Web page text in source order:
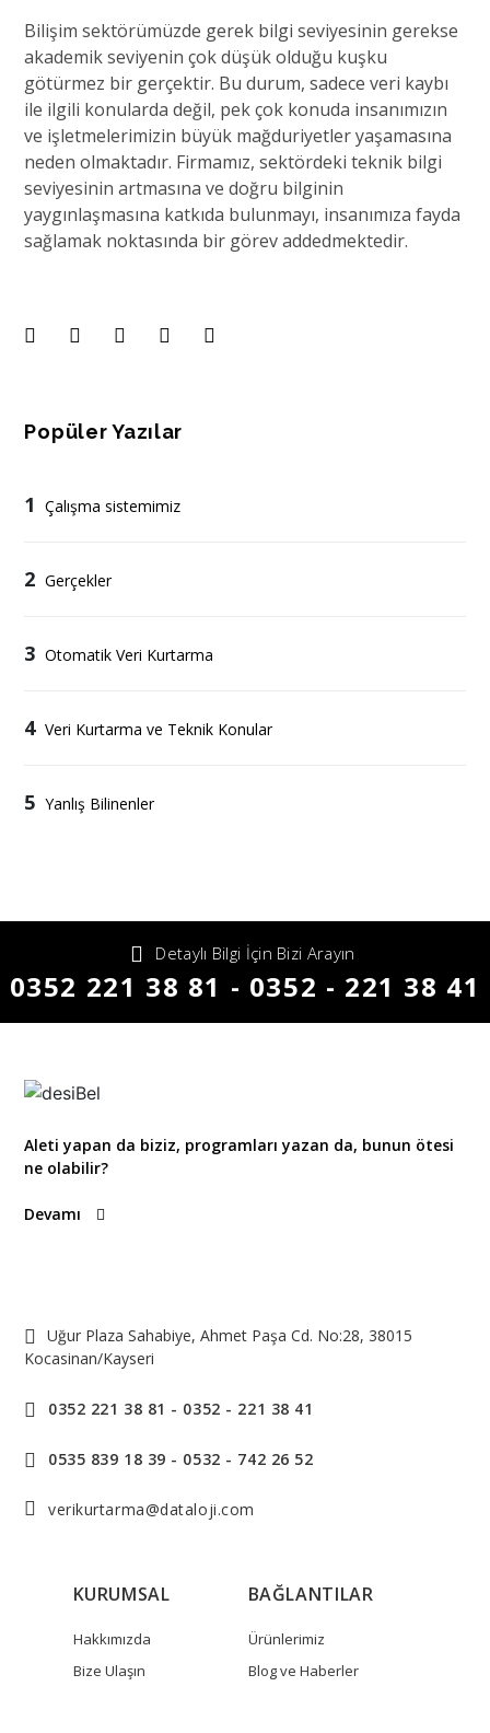
Bilişim sektörümüzde gerek bilgi seviyesinin gerekse
akademik seviyenin çok düşük olduğu kuşku
götürmez bir gerçektir. Bu durum, sadece veri kaybı
ile ilgili konularda değil, pek çok konuda insanımızın
ve işletmelerimizin büyük mağduriyetler yaşamasına
neden olmaktadır. Firmamız, sektördeki teknik bilgi
seviyesinin artmasına ve doğru bilginin
yaygınlaşmasına katkıda bulunmayı, insanımıza fayda
sağlamak noktasında bir görev addedmektedir.
Popüler Yazılar
1 Çalışma sistemimiz
2 Gerçekler
3 Otomatik Veri Kurtarma
4 Veri Kurtarma ve Teknik Konular
5 Yanlış Bilinenler
Detaylı Bilgi İçin Bizi Arayın
0352 221 38 81 - 0352 - 221 38 41
Aleti yapan da biziz, programları yazan da, bunun ötesi
ne olabilir?
Devamı
Uğur Plaza Sahabiye, Ahmet Paşa Cd. No:28, 38015
Kocasinan/Kayseri
0352 221 38 81 - 0352 - 221 38 41
0535 839 18 39 - 0532 - 742 26 52
verikurtarma@dataloji.com
KURUMSAL
Hakkımızda
Bize Ulaşın
BAĞLANTILAR
Ürünlerimiz
Blog ve Haberler